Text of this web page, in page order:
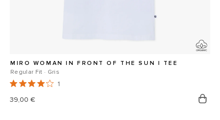
MIRO WOMAN IN FRONT OF THE SUN I TEE
Regular Fit · Gris
1
Prix
39,00 €